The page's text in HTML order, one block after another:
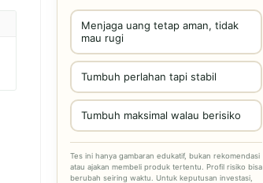
Menjaga uang tetap aman, tidak
mau rugi
Tumbuh perlahan tapi stabil
Tumbuh maksimal walau berisiko
Tes ini hanya gambaran edukatif, bukan rekomendasi
atau ajakan membeli produk tertentu. Profil risiko bisa
berubah seiring waktu. Untuk keputusan investasi,